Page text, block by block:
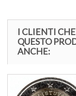
I CLIENTI
QUESTO
ANCHE: